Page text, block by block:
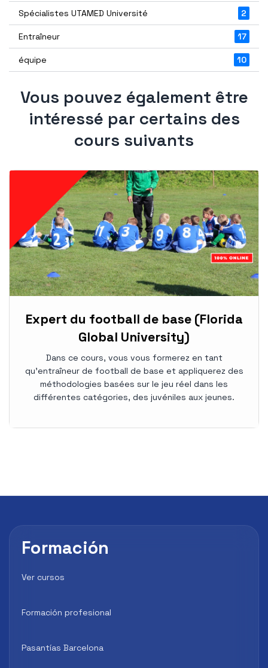
Spécialistes UTAMED Université 2
Entraîneur 17
équipe 10
Vous pouvez également être
intéressé par certains des
cours suivants
Expert du football de base (Florida
Global University)
Dans ce cours, vous vous formerez en tant
qu'entraîneur de football de base et appliquerez des
méthodologies basées sur le jeu réel dans les
différentes catégories, des juvéniles aux jeunes.
Formación
Ver cursos
Formación profesional
Pasantías Barcelona